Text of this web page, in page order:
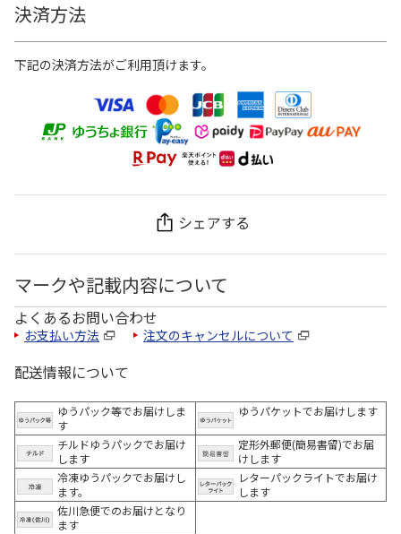
決済方法
下記の決済方法がご利用頂けます。
シェアする
マークや記載内容について
よくあるお問い合わせ
お支払い方法 注文のキャンセルについて
配送情報について
ゆうパック等でお届けしま
す
ゆうパケットでお届けします
チルドゆうパックでお届け
します
定形外郵便(簡易書留)でお届
けします
冷凍ゆうパックでお届けし
ます。
レターパックライトでお届け
します
佐川急便でのお届けとなり
ます